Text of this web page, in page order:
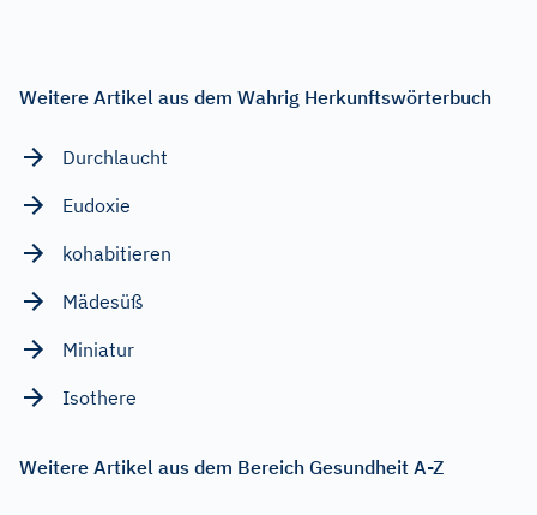
Weitere Artikel aus dem Wahrig Herkunftswörterbuch
Durchlaucht
Eudoxie
kohabitieren
Mädesüß
Miniatur
Isothere
Weitere Artikel aus dem Bereich Gesundheit A-Z